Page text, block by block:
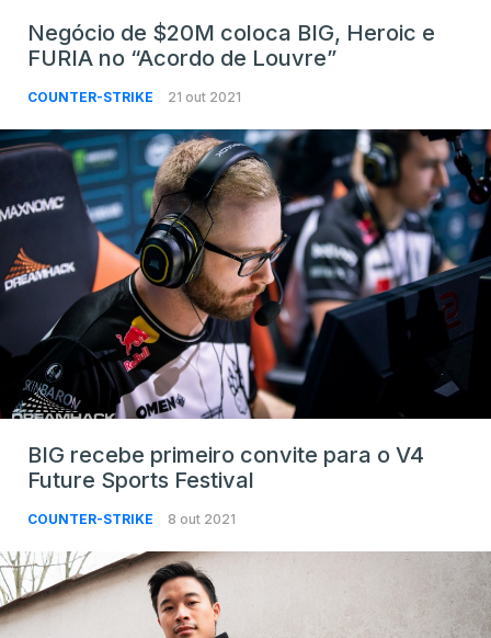
Negócio de $20M coloca BIG, Heroic e
FURIA no “Acordo de Louvre”
COUNTER-STRIKE 21 out 2021
BIG recebe primeiro convite para o V4
Future Sports Festival
COUNTER-STRIKE 8 out 2021